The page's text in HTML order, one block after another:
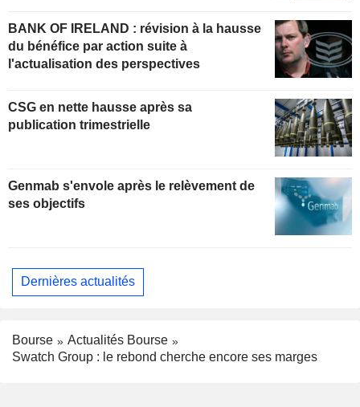
BANK OF IRELAND : révision à la hausse
du bénéfice par action suite à
l'actualisation des perspectives
CSG en nette hausse après sa
publication trimestrielle
Genmab s'envole après le relèvement de
ses objectifs
Dernières actualités
Bourse
Actualités Bourse
Swatch Group : le rebond cherche encore ses marges